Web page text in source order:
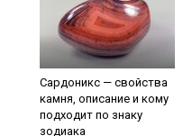
Сардоникс — свойства
камня, описание и кому
подходит по знаку
зодиака